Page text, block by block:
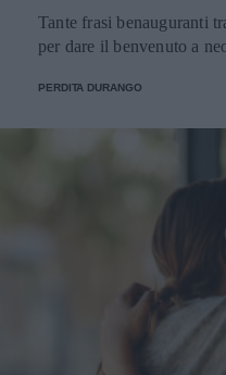
Tante frasi benauguranti
per dare il benvenuto a
PERDITA DURANGO